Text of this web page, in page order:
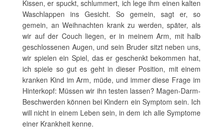
Kissen, er spuckt, schlummert, ich lege ihm einen kalten
Waschlappen ins Gesicht. So gemein, sagt er, so
gemein, an Weihnachten krank zu werden, später, als
wir auf der Couch liegen, er in meinem Arm, mit halb
geschlossenen Augen, und sein Bruder sitzt neben uns,
wir spielen ein Spiel, das er geschenkt bekommen hat,
ich spiele so gut es geht in dieser Position, mit einem
kranken Kind im Arm, müde, und immer diese Frage im
Hinterkopf: Müssen wir ihn testen lassen? Magen-Darm-
Beschwerden können bei Kindern ein Symptom sein. Ich
will nicht in einem Leben sein, in dem ich alle Symptome
einer Krankheit kenne.